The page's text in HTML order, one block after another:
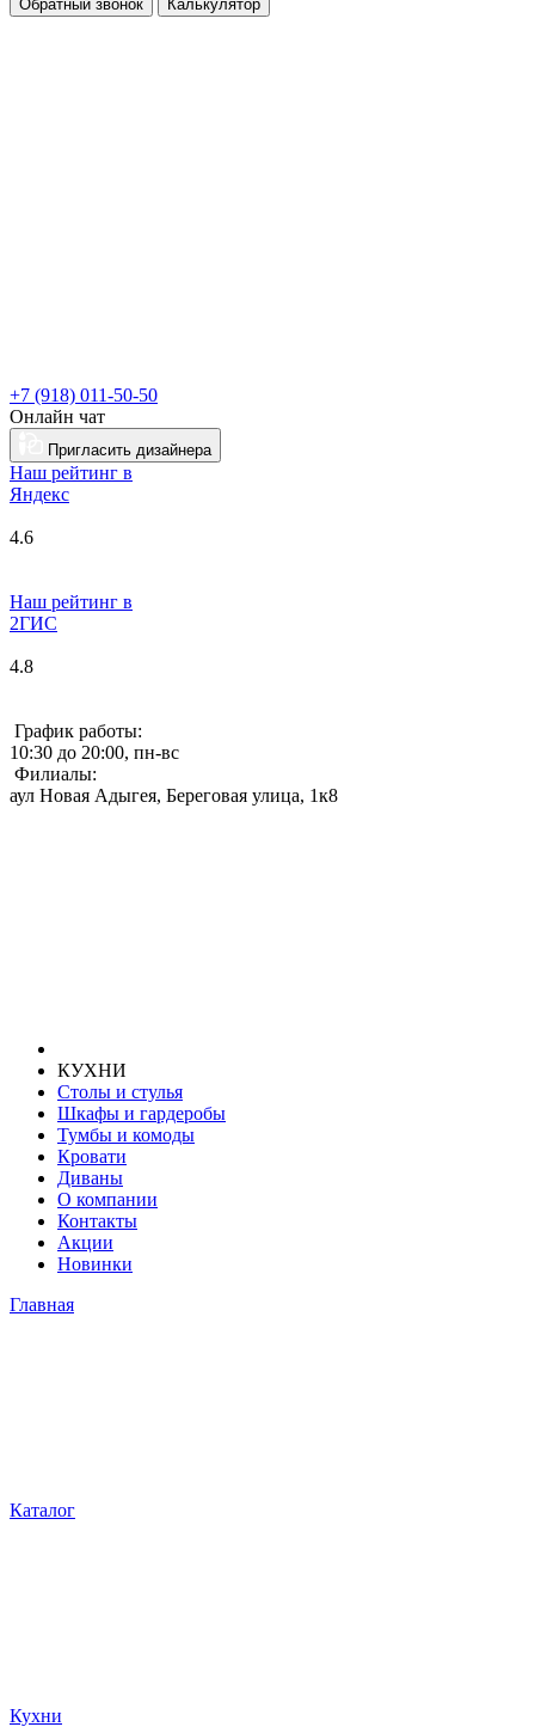
Обратный звонок Калькулятор
+7 (918) 011-50-50
Онлайн чат
Пригласить дизайнера
Наш рейтинг в
Яндекс
4.6
Наш рейтинг в
2ГИС
4.8
График работы:
10:30 до 20:00, пн-вс
Филиалы:
аул Новая Адыгея, Береговая улица, 1к8
КУХНИ
Столы и стулья
Шкафы и гардеробы
Тумбы и комоды
Кровати
Диваны
О компании
Контакты
Акции
Новинки
Главная
Каталог
Кухни